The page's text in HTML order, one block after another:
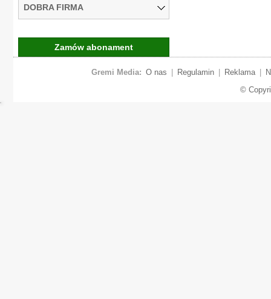
DOBRA FIRMA
Zamów abonament
Gremi Media: O nas Regulamin Reklama
©